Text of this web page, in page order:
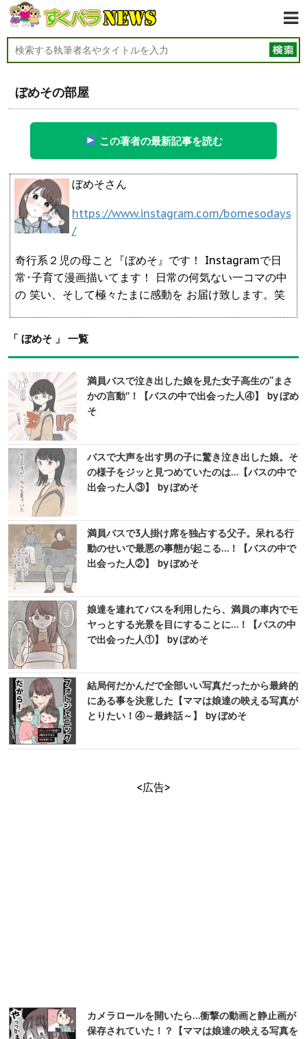
ぼめその部屋
この著者の最新記事を読む
ぼめそさん
https://www.instagram.com/bomesodays
/
奇行系２児の母こと『ぼめそ』です！ Instagramで日
常･子育て漫画描いてます！ 日常の何気ない一コマの中
の 笑い、そして極々たまに感動を お届け致します。笑
「 ぼめそ 」 一覧
満員バスで泣き出した娘を見た女子高生の“まさ
かの言動”！【バスの中で出会った人④】 by ぼめ
そ
バスで大声を出す男の子に驚き泣き出した娘。そ
の様子をジッと見つめていたのは…【バスの中で
出会った人③】 by ぼめそ
満員バスで3人掛け席を独占する父子。呆れる行
動のせいで最悪の事態が起こる…！【バスの中で
出会った人②】 by ぼめそ
娘達を連れてバスを利用したら、満員の車内でモ
ヤっとする光景を目にすることに…！【バスの中
で出会った人①】 by ぼめそ
結局何だかんだで全部いい写真だったから最終的
にある事を決意した【ママは娘達の映える写真が
とりたい！④～最終話～】 by ぼめそ
<広告>
カメラロールを開いたら…衝撃の動画と静止画が
保存されていた！？【ママは娘達の映える写真を